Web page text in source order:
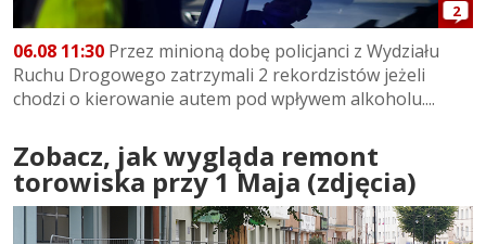
2
06.08 11:30 Przez minioną dobę policjanci z Wydziału
Ruchu Drogowego zatrzymali 2 rekordzistów jeżeli
chodzi o kierowanie autem pod wpływem alkoholu....
Zobacz, jak wygląda remont
torowiska przy 1 Maja (zdjęcia)